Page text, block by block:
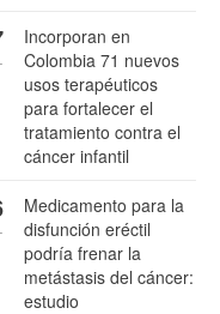
Incorporan en
Colombia 71 nuevos
usos terapéuticos
para fortalecer el
tratamiento contra el
cáncer infantil
Medicamento para la
disfunción eréctil
podría frenar la
metástasis del cáncer:
estudio